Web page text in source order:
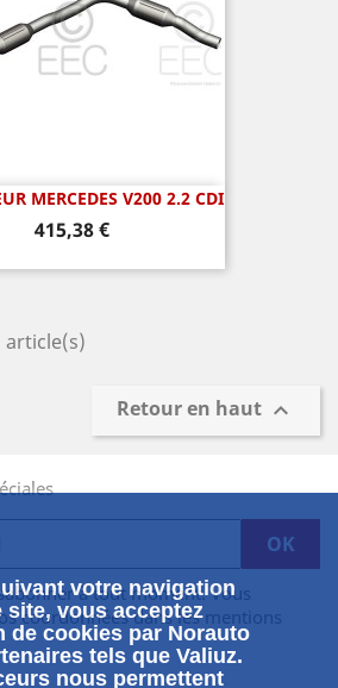
MERCEDES V200 2.2 CDI
Prix
415,38 €
article(s)
Retour en haut 
à tout moment. Vous
coordonnées dans les mentions
votre navigation
site, vous acceptez
de cookies par Norauto
tels que Valiuz.
nous permettent